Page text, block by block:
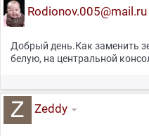
Rodionov.005@mail.ru
Добрый день.Как заменить
белую, на центральной
Zeddy